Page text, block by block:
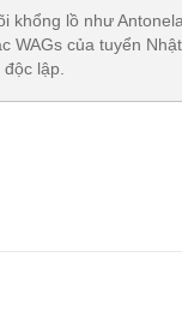
khổng lồ như
WAGs của tuyển
lập.